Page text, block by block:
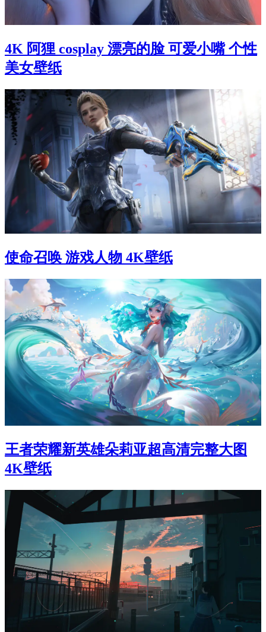
4K 阿狸 cosplay 漂亮的脸 可爱小嘴 个性
美女壁纸
使命召唤 游戏人物 4K壁纸
王者荣耀新英雄朵莉亚超高清完整大图
4K壁纸